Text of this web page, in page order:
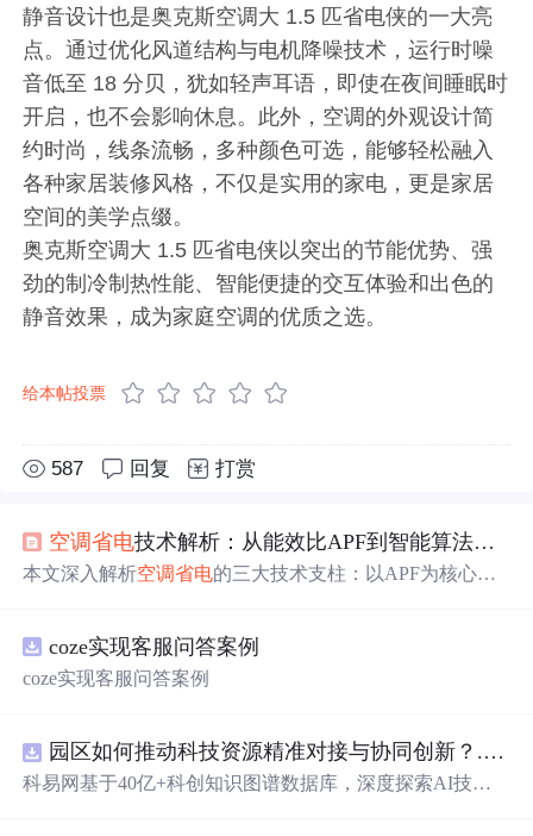
静音设计也是奥克斯空调大 1.5 匹省电侠的一大亮
点。通过优化风道结构与电机降噪技术，运行时噪
音低至 18 分贝，犹如轻声耳语，即使在夜间睡眠时
开启，也不会影响休息。此外，空调的外观设计简
约时尚，线条流畅，多种颜色可选，能够轻松融入
各种家居装修风格，不仅是实用的家电，更是家居
空间的美学点缀。
奥克斯空调大 1.5 匹省电侠以突出的节能优势、强
劲的制冷制热性能、智能便捷的交互体验和出色的
静音效果，成为家庭空调的优质之选。
给本帖投票
587 回复 打赏
空调省电技术解析：从能效比APF到智能算法，如何选择高效变频
本文深入解析空调省电的三大技术支柱：以APF为核心的
点剖析美的KFR-26GW/MJD2-1的能效参数、酷
行逻辑及真实省电机制，并强调安装规范（如抽真空）与
coze实现客服问答案例
coze实现客服问答案例
园区如何推动科技资源精准对接与协同创新？.docx
科易网基于40亿+科创知识图谱数据库，深度探索AI技术